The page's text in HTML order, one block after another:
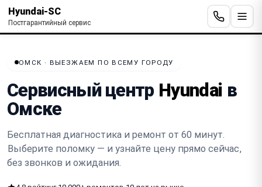
Hyundai-SC
Постгарантийный сервис
ОМСК · ВЫЕЗЖАЕМ ПО ВСЕМУ ГОРОДУ
Сервисный центр Hyundai в
Омске
Бесплатная диагностика и ремонт от 60 минут.
Выберите поломку — и узнайте цену прямо сейчас,
без звонков и ожидания.